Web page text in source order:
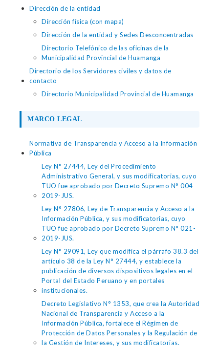
Dirección de la entidad
Dirección física (con mapa)
Dirección de la entidad y Sedes Desconcentradas
Directorio Telefónico de las oficinas de la
Municipalidad Provincial de Huamanga
Directorio de los Servidores civiles y datos de
contacto
Directorio Municipalidad Provincial de Huamanga
MARCO LEGAL
Normativa de Transparencia y Acceso a la Información
Pública
Ley N° 27444, Ley del Procedimiento
Administrativo General, y sus modificatorias, cuyo
TUO fue aprobado por Decreto Supremo N° 004-
2019-JUS.
Ley N° 27806, Ley de Transparencia y Acceso a la
Información Pública, y sus modificatorias, cuyo
TUO fue aprobado por Decreto Supremo N° 021-
2019-JUS.
Ley N° 29091, Ley que modifica el párrafo 38.3 del
artículo 38 de la Ley N° 27444, y establece la
publicación de diversos dispositivos legales en el
Portal del Estado Peruano y en portales
institucionales.
Decreto Legislativo N° 1353, que crea la Autoridad
Nacional de Transparencia y Acceso a la
Información Pública, fortalece el Régimen de
Protección de Datos Personales y la Regulación de
la Gestión de Intereses, y sus modificatorias.